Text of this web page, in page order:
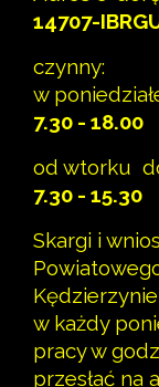
14707-
czynny:
w
7.30 - 18.00
od wtorku
7.30 - 15.30
Skargi i
w każdy
pracy w
przesłać na